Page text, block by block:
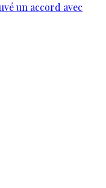
un accord avec